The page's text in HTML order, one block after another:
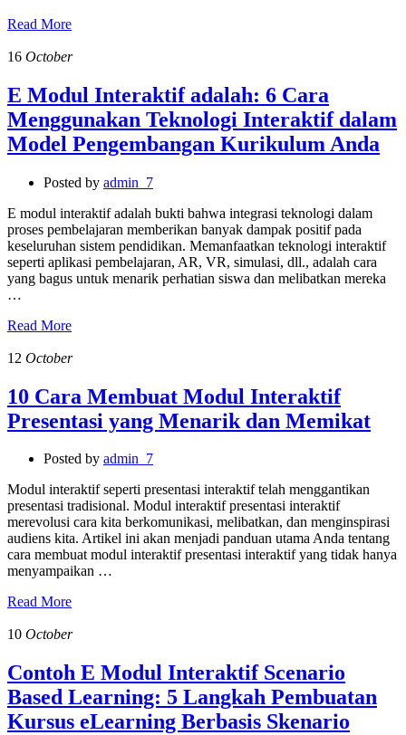
Read More
16 October
E Modul Interaktif adalah: 6 Cara
Menggunakan Teknologi Interaktif dalam
Model Pengembangan Kurikulum Anda
Posted by admin_7
E modul interaktif adalah bukti bahwa integrasi teknologi dalam
proses pembelajaran memberikan banyak dampak positif pada
keseluruhan sistem pendidikan. Memanfaatkan teknologi interaktif
seperti aplikasi pembelajaran, AR, VR, simulasi, dll., adalah cara
yang bagus untuk menarik perhatian siswa dan melibatkan mereka
…
Read More
12 October
10 Cara Membuat Modul Interaktif
Presentasi yang Menarik dan Memikat
Posted by admin_7
Modul interaktif seperti presentasi interaktif telah menggantikan
presentasi tradisional. Modul interaktif presentasi interaktif
merevolusi cara kita berkomunikasi, melibatkan, dan menginspirasi
audiens kita. Artikel ini akan menjadi panduan utama Anda tentang
cara membuat modul interaktif presentasi interaktif yang tidak hanya
menyampaikan …
Read More
10 October
Contoh E Modul Interaktif Scenario
Based Learning: 5 Langkah Pembuatan
Kursus eLearning Berbasis Skenario